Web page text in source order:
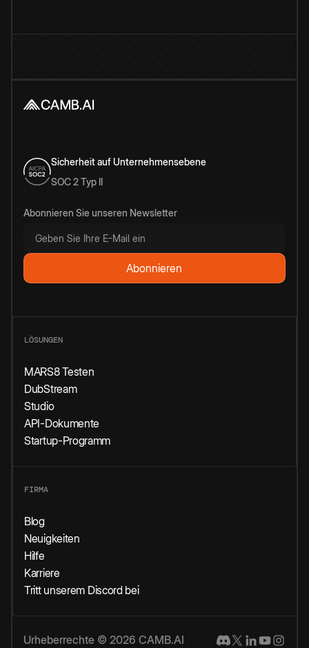
Sicherheit auf Unternehmensebene
SOC 2 Typ II
Abonnieren Sie unseren Newsletter
LÖSUNGEN
MARS8 Testen
DubStream
Studio
API-Dokumente
Startup-Programm
FIRMA
Blog
Neuigkeiten
Hilfe
Karriere
Tritt unserem Discord bei
Urheberrechte © 2026 CAMB.AI